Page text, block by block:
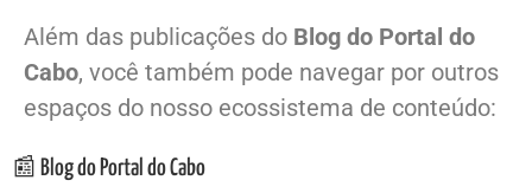
Além das publicações do Blog do Portal do
Cabo, você também pode navegar por outros
espaços do nosso ecossistema de conteúdo:
📰 Blog do Portal do Cabo